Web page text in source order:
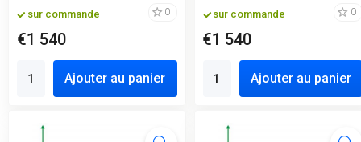
sur commande 0
€1 540
Ajouter au panier
sur commande 0
€1 540
Ajouter au panier